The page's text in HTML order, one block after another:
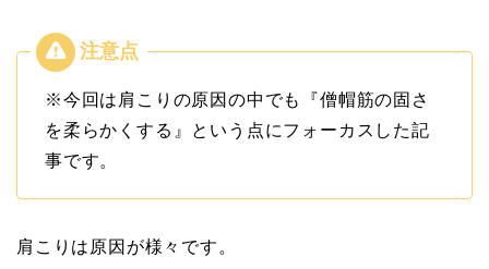
※今回は肩こりの原因の中でも『僧帽筋の固さ
を柔らかくする』という点にフォーカスした記
事です。
肩こりは原因が様々です。